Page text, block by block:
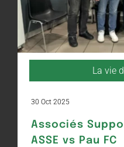
La vie
30 Oct 2025
Associés
ASSE vs Pau FC